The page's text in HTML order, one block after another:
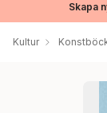
Skapa
Kultur